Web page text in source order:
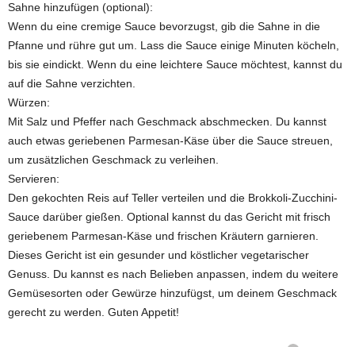
Sahne hinzufügen (optional):
Wenn du eine cremige Sauce bevorzugst, gib die Sahne in die
Pfanne und rühre gut um. Lass die Sauce einige Minuten köcheln,
bis sie eindickt. Wenn du eine leichtere Sauce möchtest, kannst du
auf die Sahne verzichten.
Würzen:
Mit Salz und Pfeffer nach Geschmack abschmecken. Du kannst
auch etwas geriebenen Parmesan-Käse über die Sauce streuen,
um zusätzlichen Geschmack zu verleihen.
Servieren:
Den gekochten Reis auf Teller verteilen und die Brokkoli-Zucchini-
Sauce darüber gießen. Optional kannst du das Gericht mit frisch
geriebenem Parmesan-Käse und frischen Kräutern garnieren.
Dieses Gericht ist ein gesunder und köstlicher vegetarischer
Genuss. Du kannst es nach Belieben anpassen, indem du weitere
Gemüsesorten oder Gewürze hinzufügst, um deinem Geschmack
gerecht zu werden. Guten Appetit!